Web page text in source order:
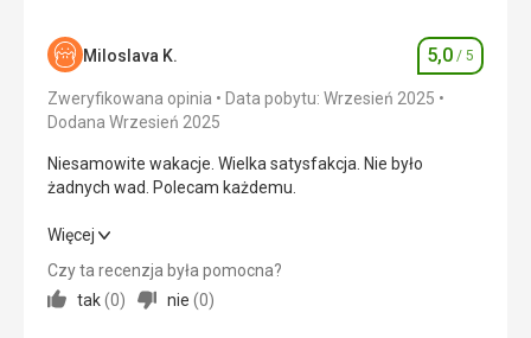
Czyste
Usługi
Pokój Sprzątany codziennie
Zakwaterowanie 5,0/ 5
Okolica
Usługi
Miloslava K. Ocena
5,0 / 5
Zweryfikowana opinia
Data pobytu: Wrzesień 2025
Dodana Wrzesień 2025
Niesamowite wakacje. Wielka satysfakcja. Nie było
żadnych wad. Polecam każdemu.
Niesamowite wakacje. Wielka satysfakcja. Nie było
żadnych wad. Polecam każdemu.
Wyżywienie
Więcej
Czy ta recenzja była pomocna?
tak(0) nie (0)